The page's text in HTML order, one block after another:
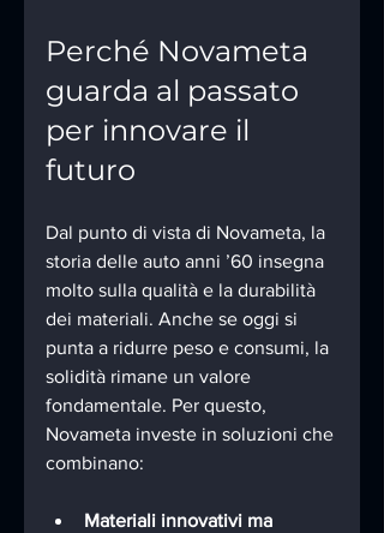
Perché Novameta
guarda al passato
per innovare il
futuro
Dal punto di vista di Novameta, la
storia delle auto anni ’60 insegna
molto sulla qualità e la durabilità
dei materiali. Anche se oggi si
punta a ridurre peso e consumi, la
solidità rimane un valore
fondamentale. Per questo,
Novameta investe in soluzioni che
combinano:
Materiali innovativi ma